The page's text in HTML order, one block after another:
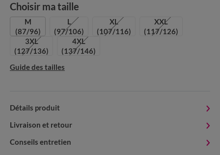
Choisir ma taille
M
(87/96)
L
(97/106)
XL
(107/116)
XXL
(117/126)
3XL
(127/136)
4XL
(137/146)
Guide des tailles
Détails produit
Livraison et retour
Conseils entretien